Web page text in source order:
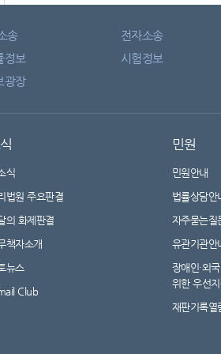
송 전자소송
정보 시험정보
광장
식
법원 주요판결
의 화제판결
책자소개
뉴스
Club
민원
민원안내
법률상담안
자주묻는질
유관기관안
장애인·외
위한 우선
재판기록열